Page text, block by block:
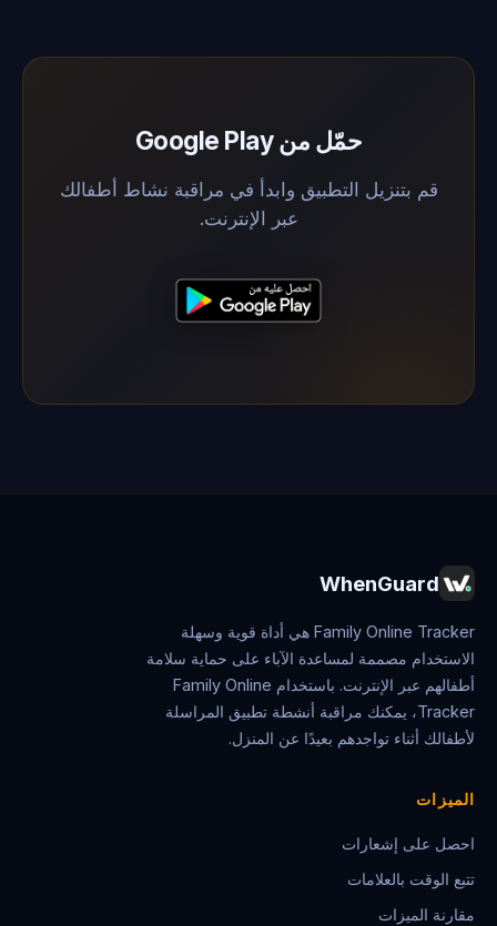
حمّل من Google Play
قم بتنزيل التطبيق وابدأ في مراقبة نشاط أطفالك
عبر الإنترنت.
WhenGuard
Family Online Tracker هي أداة قوية وسهلة
الاستخدام مصممة لمساعدة الآباء على حماية سلامة
أطفالهم عبر الإنترنت. باستخدام Family Online
Tracker، يمكنك مراقبة أنشطة تطبيق المراسلة
لأطفالك أثناء تواجدهم بعيدًا عن المنزل.
الميزات
احصل على إشعارات
تتبع الوقت بالعلامات
مقارنة الميزات